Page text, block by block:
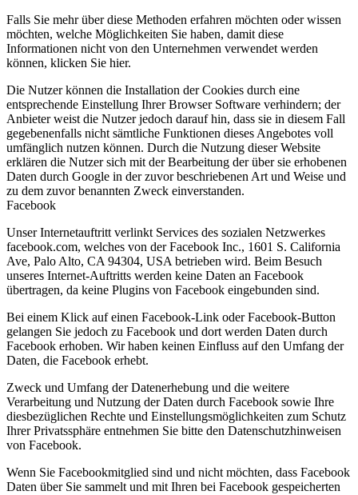
Falls Sie mehr über diese Methoden erfahren möchten oder wissen
möchten, welche Möglichkeiten Sie haben, damit diese
Informationen nicht von den Unternehmen verwendet werden
können, klicken Sie hier.
Die Nutzer können die Installation der Cookies durch eine
entsprechende Einstellung Ihrer Browser Software verhindern; der
Anbieter weist die Nutzer jedoch darauf hin, dass sie in diesem Fall
gegebenenfalls nicht sämtliche Funktionen dieses Angebotes voll
umfänglich nutzen können. Durch die Nutzung dieser Website
erklären die Nutzer sich mit der Bearbeitung der über sie erhobenen
Daten durch Google in der zuvor beschriebenen Art und Weise und
zu dem zuvor benannten Zweck einverstanden.
Facebook
Unser Internetauftritt verlinkt Services des sozialen Netzwerkes
facebook.com, welches von der Facebook Inc., 1601 S. California
Ave, Palo Alto, CA 94304, USA betrieben wird. Beim Besuch
unseres Internet-Auftritts werden keine Daten an Facebook
übertragen, da keine Plugins von Facebook eingebunden sind.
Bei einem Klick auf einen Facebook-Link oder Facebook-Button
gelangen Sie jedoch zu Facebook und dort werden Daten durch
Facebook erhoben. Wir haben keinen Einfluss auf den Umfang der
Daten, die Facebook erhebt.
Zweck und Umfang der Datenerhebung und die weitere
Verarbeitung und Nutzung der Daten durch Facebook sowie Ihre
diesbezüglichen Rechte und Einstellungsmöglichkeiten zum Schutz
Ihrer Privatssphäre entnehmen Sie bitte den Datenschutzhinweisen
von Facebook.
Wenn Sie Facebookmitglied sind und nicht möchten, dass Facebook
Daten über Sie sammelt und mit Ihren bei Facebook gespeicherten